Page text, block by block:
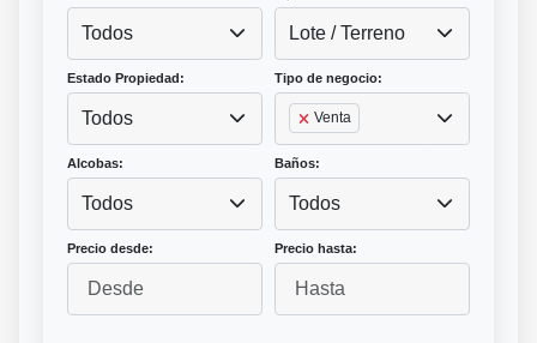
Todos Lote / Terreno
Estado Propiedad:
Todos
Tipo de negocio:
Venta
Alcobas:
Todos
Baños:
Todos
Precio desde: Precio hasta: